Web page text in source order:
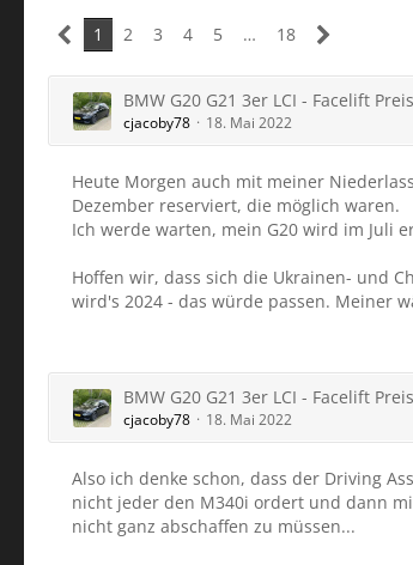
1 2 3 4 5 … 18
BMW G20 G21 3er LCI - Facelift
cjacoby78 18. Mai 2022
Heute Morgen auch mit meiner
Dezember reserviert, die möglich waren.
Ich werde warten, mein G20 wird im Juli
Hoffen wir, dass sich die Ukrainen- und
wird's 2024 - das würde passen. Meiner
BMW G20 G21 3er LCI - Facelift
cjacoby78 18. Mai 2022
Also ich denke schon, dass der Driving
nicht jeder den M340i ordert und dann
nicht ganz abschaffen zu müssen...